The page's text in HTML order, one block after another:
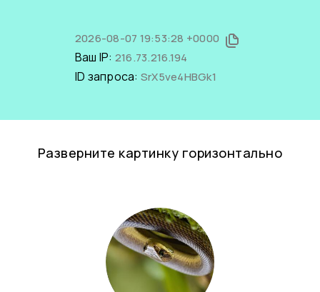
2026-08-07 19:53:28 +0000
Ваш IP: 216.73.216.194
ID запроса: SrX5ve4HBGk1
Разверните картинку горизонтально